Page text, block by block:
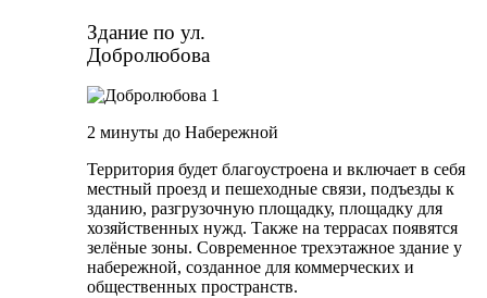
Здание по ул.
Добролюбова
2 минуты до Набережной
Территория будет благоустроена и включает в себя
местный проезд и пешеходные связи, подъезды к
зданию, разгрузочную площадку, площадку для
хозяйственных нужд. Также на террасах появятся
зелёные зоны. Современное трехэтажное здание у
набережной, созданное для коммерческих и
общественных пространств.